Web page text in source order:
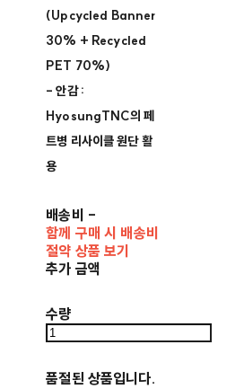
(Upcycled Banner
30% + Recycled
PET 70%)
- 안감 :
HyosungTNC의 페
트병 리사이클 원단 활
용
배송비 -
함께 구매 시 배송비
절약 상품 보기
추가 금액
수량
품절된 상품입니다.